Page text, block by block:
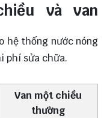
và van
hệ thống nước nóng
phí sửa chữa.
Van một chiều
thường